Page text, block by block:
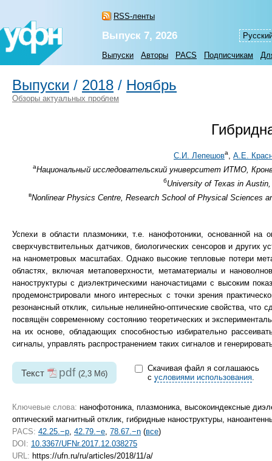
RSS-ленты
Выпуск 7, 2026
Выпуски Авторы PACS Подписчикам
Выпуски / 2018 / Ноябрь
Обзоры актуальных проблем
С.И. Лепешова, А.Е.
аНациональный исследовательский университет ИТМО,
бUniversity of Texas in
вNonlinear Physics Centre, Research School of Physical Sciences
Успехи в области плазмоники, т.е. нанофотоники, основанной на
сверхчувствительных датчиков, биологических сенсоров и других
на нанометровых масштабах. Однако высокие тепловые потери
областях, включая метаповерхности, метаматериалы и
наноструктуры с диэлектрическими наночастицами с высоким
продемонстрировали много интересных с точки зрения
резонансный отклик, сильные нелинейно-оптические свойства, что
посвящён современному состоянию теоретических и
на их основе, обладающих способностью избирательно
сигналы, управлять распространением таких сигналов и
Текст pdf (2,3 Мб)
Скачивая файл я соглашаюсь
с условиями использования.
Ключевые слова: нанофотоника, плазмоника, высокоиндексные
оптический магнитный отклик, гибридные наноструктуры,
PACS: 42.25.−p 42.79.−e 78.67.−n (все)
DOI: 10.3367/UFNr.2017.12.038275
URL: https://ufn.ru/ru/articles/2018/11/a/